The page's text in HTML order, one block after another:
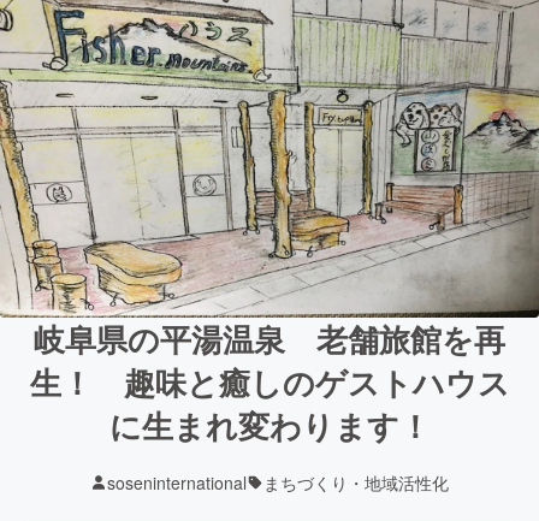
岐阜県の平湯温泉 老舗旅館を再
生！ 趣味と癒しのゲストハウス
に生まれ変わります！
soseninternational まちづくり・地域活性化